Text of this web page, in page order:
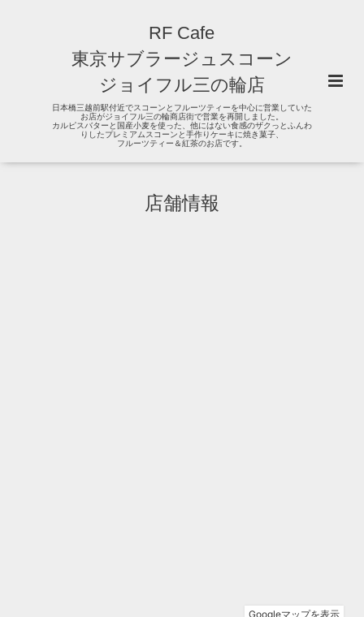
RF Cafe
東京サブラージュスコーン
ジョイフル三の輪店
日本橋三越前駅付近でスコーンとフルーツティーを中心に営業していた
お店がジョイフル三の輪商店街で営業を再開しました。
カルピスバターと国産小麦を使った、他にはない食感のザクっとふんわ
りしたプレミアムスコーンと手作りケーキに焼き菓子、
フルーツティー＆紅茶のお店です。
店舗情報